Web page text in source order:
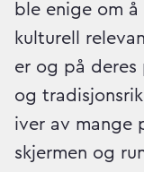
ble enige om
kulturell
er og på deres
og
iver av mange
skjermen og